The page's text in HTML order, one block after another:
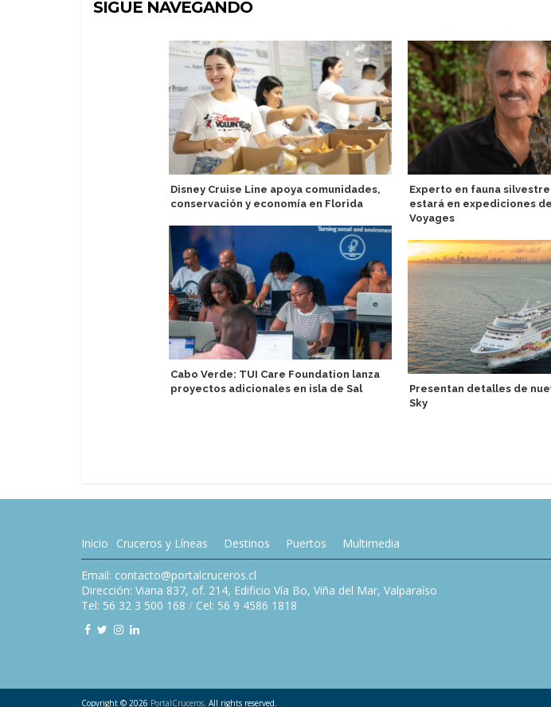
SIGUE NAVEGANDO
Disney Cruise Line apoya comunidades,
conservación y economía en Florida
Cabo Verde: TUI Care Foundation lanza
proyectos adicionales en isla de Sal
Experto en fauna silvestre
estará en expediciones
Voyages
Presentan detalles de
Sky
Inicio Cruceros y Líneas Destinos Puertos Multimedia
Email: contacto@portalcruceros.cl
Dirección: Viana 837, of. 214, Edificio Vía Bo, Viña del Mar, Valparaíso
Tel: 56 32 3 500 168 / Cel: 56 9 4586 1818
Copyright © 2026 PortalCruceros. All rights reserved.